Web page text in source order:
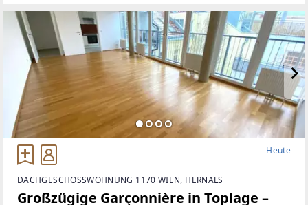
Heute
DACHGESCHOSSWOHNUNG 1170 WIEN, HERNALS
Großzügige Garçonnière in Toplage –